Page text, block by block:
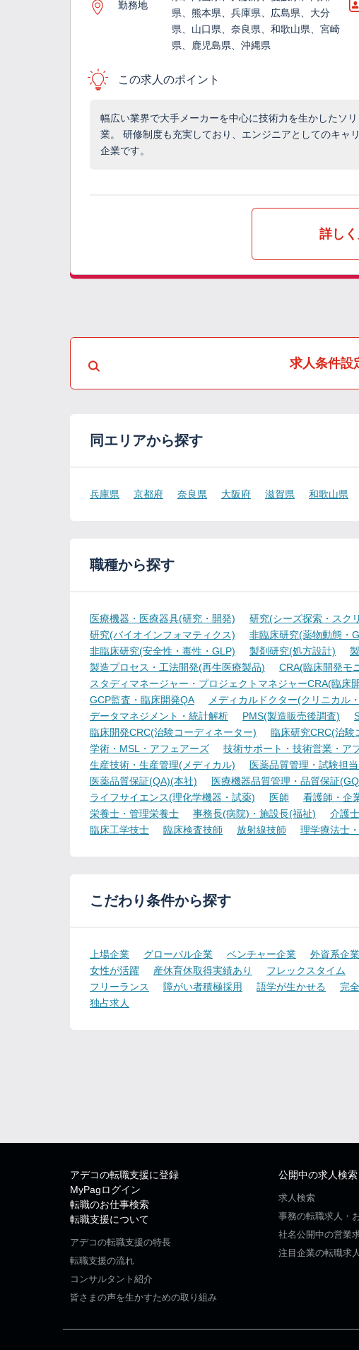
勤務地
県、熊本県、兵庫県、広島県、大分
県、山口県、奈良県、和歌山県、宮崎
県、鹿児島県、沖縄県
この求人のポイント
幅広い業界で大手メーカーを中心に技術力を生かしたソ
業。 研修制度も充実しており、エンジニアとしてのキャ
企業です。
詳し
求人条件設
同エリアから探す
兵庫県 京都府 奈良県 大阪府 滋賀県 和歌山県
職種から探す
医療機器・医療器具(研究・開発) 研究(シーズ探索・スク
研究(バイオインフォマティクス)
非臨床研究(薬物動態・
非臨床研究(安全性・毒性・GLP)
製剤研究(処方設計)
製造プロセス・工法開発(再生医療製品)
CRA(臨床開発モ
スタディマネージャー・プロジェクトマネジャーCRA(臨床
GCP監査・臨床開発QA
メディカルドクター(クリニカル
データマネジメント・統計解析
PMS(製造販売後調査)
臨床開発CRC(治験コーディネーター)
臨床研究CRC(治験
学術・MSL・アフェアーズ
技術サポート・技術営業・ア
生産技術・生産管理(メディカル)
医薬品質管理・試験担
医薬品質保証(QA)(本社)
医療機器品質管理・品質保証
ライフサイエンス(理化学機器・試薬)
医師 看護師・企
栄養士・管理栄養士
事務長(病院)・施設長(福祉)
介護
臨床工学技士
臨床検査技師 放射線技師 理学療法士
こだわり条件から探す
上場企業 グローバル企業 ベンチャー企業 外資系企業
女性が活躍
産休育休取得実績あり フレックスタイム
フリーランス
障がい者積極採用 語学が生かせる 完
独占求人
アデコの転職支援に登録
MyPagログイン
転職のお仕事検索
転職支援について
アデコの転職支援の特長
転職支援の流れ
コンサルタント紹介
皆さまの声を生かすための取り組み
公開中の求人検索
求人検索
事務の転職求人・
社名公開中の営業
注目企業の転職求人